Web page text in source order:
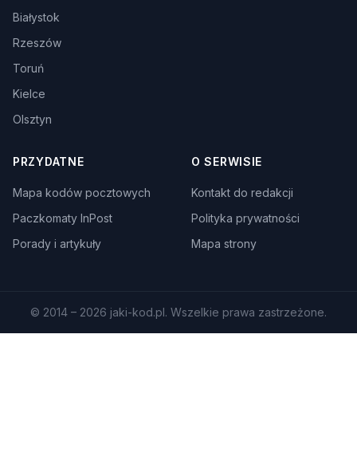
Białystok
Rzeszów
Toruń
Kielce
Olsztyn
PRZYDATNE
Mapa kodów pocztowych
Paczkomaty InPost
Porady i artykuły
O SERWISIE
Kontakt do redakcji
Polityka prywatności
Mapa strony
© 2014 – 2026 jaki-kod.pl. Wszelkie prawa zastrzeżone.